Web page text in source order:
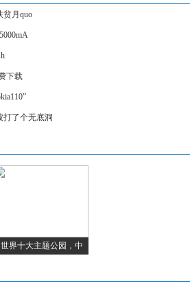
贫月quo
下载
打了个无底洞
世界十大主题公园，中